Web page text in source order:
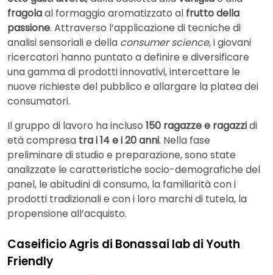
fragolaal formaggio aromatizzato al frutto della
passione. Attraverso l’applicazione di tecniche di
analisi sensoriali e della consumer science, i giovani
ricercatori hanno puntato a definire e diversificare
una gamma di prodotti innovativi, intercettare le
nuove richieste del pubblico e allargare la platea dei
consumatori.
Il gruppo di lavoro ha incluso 150 ragazze e ragazzidi
età compresa tra i 14 e i 20 anni. Nella fase
preliminare di studio e preparazione, sono state
analizzate le caratteristiche socio-demografiche del
panel, le abitudini di consumo, la familiarità con i
prodotti tradizionali e con i loro marchi di tutela, la
propensione all’acquisto.
Caseificio Agris di Bonassai lab di Youth
Friendly